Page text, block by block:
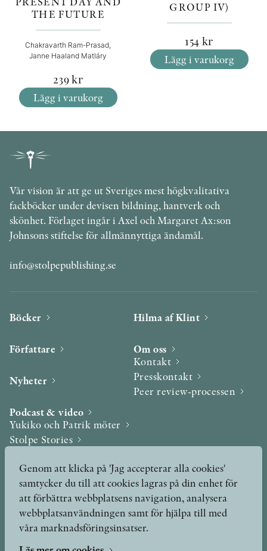
THE FUTURE
Chakravarth Ram-Prasad,
Janne Haaland Matláry
239kr
Lägg i varukorg
GROUP IV)
154 kr
Lägg i varukorg
Vår vision är att ge ut Sveriges mest högkvalitativa
fackböcker under devisen bildning, hantverk och
skönhet. Förlaget ingår i Axel och Margaret Ax:son
Johnsons stiftelse för allmännyttiga ändamål.
info@stolpepublishing.se
Böcker
Författare
Nyheter
Podcast & video
Yukiko och Patrik möter
Stolpe Stories
Utmärkelser & Format
Utmärkelser
Övriga format
Hilma af Klint
Om oss
Kontakt
Presskontakt
Peer review-processen
Genom att klicka på 'Jag accepterar alla cookies'
samtycker du till att cookies lagras på din enhet för
att förbättra webbplatsens navigation, analysera
webbplatsanvändningen samt för hjälpa till med
våra marknadsföringsinsatser.